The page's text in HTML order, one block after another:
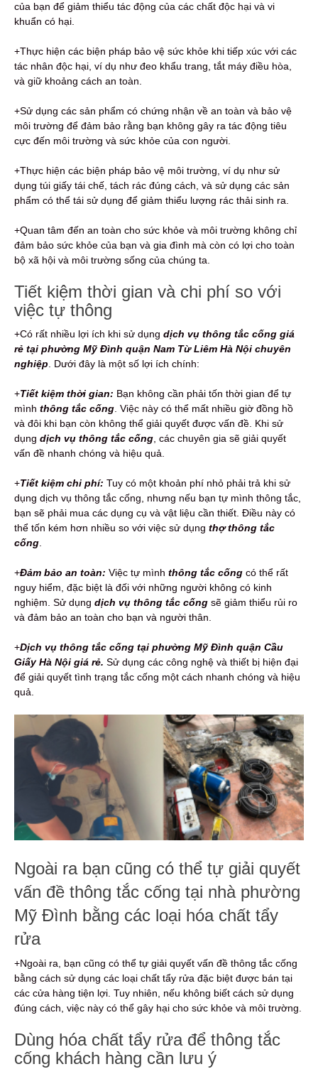
của bạn để giảm thiểu tác động của các chất độc hại và vi
khuẩn có hại.
+Thực hiện các biện pháp bảo vệ sức khỏe khi tiếp xúc với các
tác nhân độc hại, ví dụ như đeo khẩu trang, tắt máy điều hòa,
và giữ khoảng cách an toàn.
+Sử dụng các sản phẩm có chứng nhận về an toàn và bảo vệ
môi trường để đảm bảo rằng bạn không gây ra tác động tiêu
cực đến môi trường và sức khỏe của con người.
+Thực hiện các biện pháp bảo vệ môi trường, ví dụ như sử
dụng túi giấy tái chế, tách rác đúng cách, và sử dụng các sản
phẩm có thể tái sử dụng để giảm thiểu lượng rác thải sinh ra.
+Quan tâm đến an toàn cho sức khỏe và môi trường không chỉ
đảm bảo sức khỏe của bạn và gia đình mà còn có lợi cho toàn
bộ xã hội và môi trường sống của chúng ta.
Tiết kiệm thời gian và chi phí so với
việc tự thông
+Có rất nhiều lợi ích khi sử dụng dịch vụ thông tắc cống giá
rẻ tại phường Mỹ Đình quận Nam Từ Liêm Hà Nội chuyên
nghiệp. Dưới đây là một số lợi ích chính:
+Tiết kiệm thời gian: Bạn không cần phải tốn thời gian để tự
mình thông tắc cống. Việc này có thể mất nhiều giờ đồng hồ
và đôi khi bạn còn không thể giải quyết được vấn đề. Khi sử
dụng dịch vụ thông tắc cống, các chuyên gia sẽ giải quyết
vấn đề nhanh chóng và hiệu quả.
+Tiết kiệm chi phí: Tuy có một khoản phí nhỏ phải trả khi sử
dụng dịch vụ thông tắc cống, nhưng nếu bạn tự mình thông tắc,
bạn sẽ phải mua các dụng cụ và vật liệu cần thiết. Điều này có
thể tốn kém hơn nhiều so với việc sử dụng thợ thông tắc
cống.
+Đảm bảo an toàn: Việc tự mình thông tắc cống có thể rất
nguy hiểm, đặc biệt là đối với những người không có kinh
nghiệm. Sử dụng dịch vụ thông tắc cống sẽ giảm thiểu rủi ro
và đảm bảo an toàn cho bạn và người thân.
+Dịch vụ thông tắc cống tại phường Mỹ Đình quận Cầu
Giấy Hà Nội giá rẻ. Sử dụng các công nghệ và thiết bị hiện đại
để giải quyết tình trạng tắc cống một cách nhanh chóng và hiệu
quả.
Ngoài ra bạn cũng có thể tự giải quyết
vấn đề thông tắc cống tại nhà phường
Mỹ Đình bằng các loại hóa chất tẩy
rửa
+Ngoài ra, bạn cũng có thể tự giải quyết vấn đề thông tắc cống
bằng cách sử dụng các loại chất tẩy rửa đặc biệt được bán tại
các cửa hàng tiện lợi. Tuy nhiên, nếu không biết cách sử dụng
đúng cách, việc này có thể gây hại cho sức khỏe và môi trường.
Dùng hóa chất tẩy rửa để thông tắc
cống khách hàng cần lưu ý